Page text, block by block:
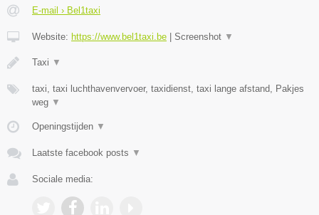
E-mail › Bel1taxi
Website: https://www.bel1taxi.be Screenshot ▼
Taxi ▼
taxi, taxi luchthavenvervoer, taxidienst, taxi lange afstand, Pakjes
weg ▼
Openingstijden ▼
Laatste facebook posts ▼
Sociale media: